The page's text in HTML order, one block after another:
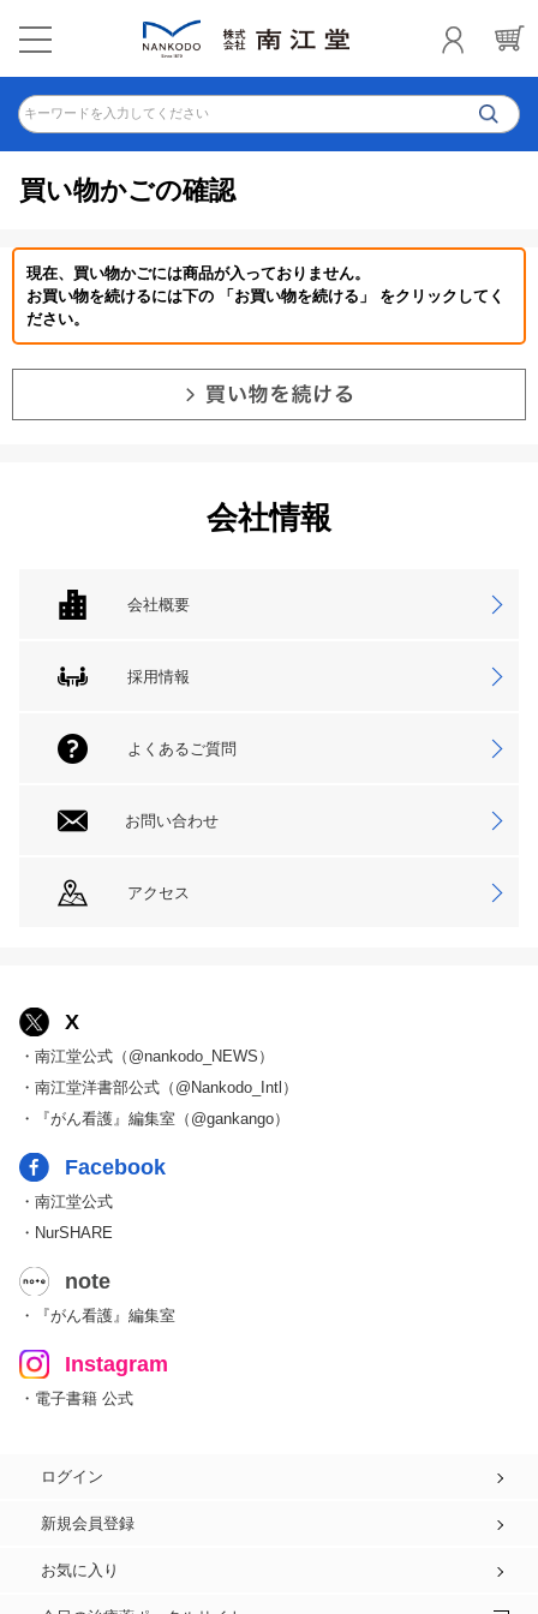
キーワードを入力してください
買い物かごの確認
現在、買い物かごには商品が入っておりません。
お買い物を続けるには下の 「お買い物を続ける」 をクリックしてく
ださい。
会社情報
会社概要
採用情報
よくあるご質問
お問い合わせ
アクセス
X
・南江堂公式（@nankodo_NEWS）
・南江堂洋書部公式（@Nankodo_Intl）
・『がん看護』編集室（@gankango）
Facebook
・南江堂公式
・NurSHARE
note
・『がん看護』編集室
Instagram
・電子書籍 公式
ログイン
新規会員登録
お気に入り